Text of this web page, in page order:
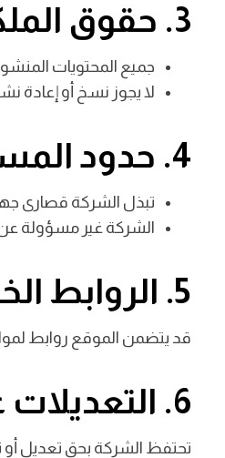
3. حقوق الملكية الفكرية
جميع المحتويات
لا يجوز نسخ أو إعادة
4. حدود المسؤولية
تبذل الشركة قصارى
الشركة غير مسؤولة عن
5. الروابط الخارجية
قد يتضمن الموقع روابط
6. التعديلات على الاتفاقية
تحتفظ الشركة بحق تعديل أو